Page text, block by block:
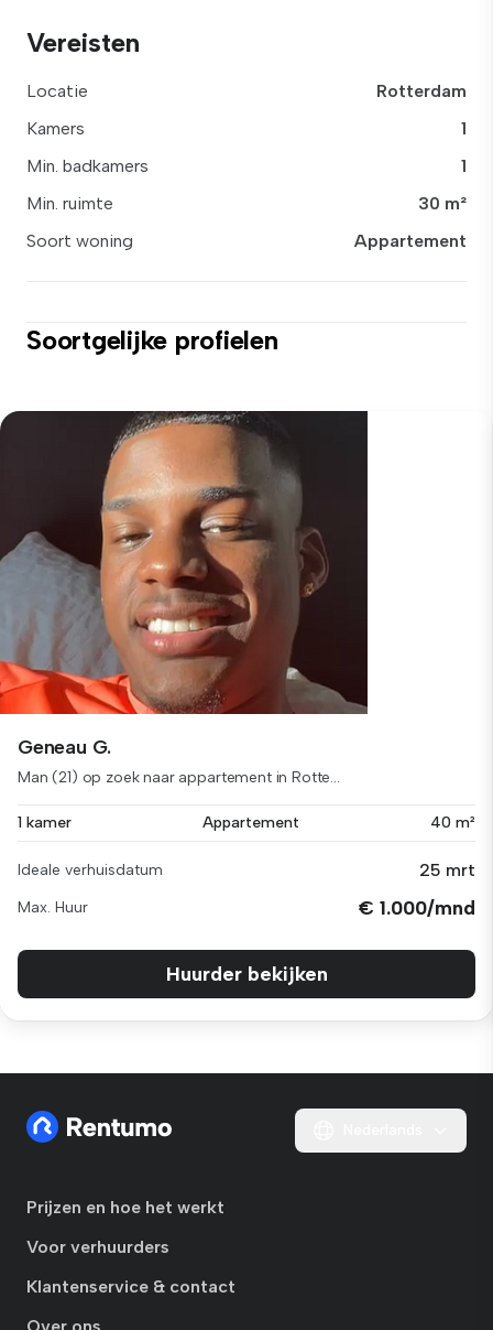
Vereisten
Locatie
Rotterdam
Kamers
1
Min. badkamers
1
Min. ruimte
30 m²
Soort woning
Appartement
Soortgelijke profielen
Geneau G.
Man (21) op zoek naar appartement in Rotte...
1 kamer Appartement 40 m²
Ideale verhuisdatum 25 mrt
Max. Huur € 1.000/mnd
Huurder bekijken
Prijzen en hoe het werkt
Voor verhuurders
Klantenservice & contact